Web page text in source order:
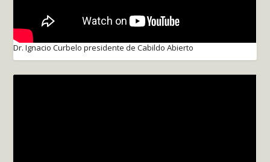
Dr. Ignacio Curbelo presidente de Cabildo Abierto